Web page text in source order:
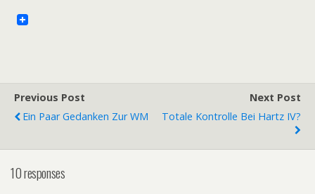
Previous Post
Ein Paar Gedanken Zur WM
Next Post
Totale Kontrolle Bei Hartz IV?
10 responses